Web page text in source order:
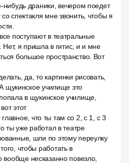
нибудь драники, вечером поедет
спектакля мне звонить, чтобы я
поступают в театральные
Нет, я пришла в гитис, и и мне
большое пространство. Вот
да, то картинки рисовать,
щукинское училище это
в щукинское училище,
этот
что ты там со 2, с 1, с 3
ты уже работал в театре
шли по этому переулку
чтобы работать в
вообще несказанно повезло,